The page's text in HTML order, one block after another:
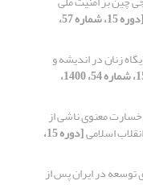
[دوره 15، شماره 57،
زنان در اندیشه و
[دوره 15، شماره 54، 1400،
خسارت معنوی ناشی از
اسلامی [دوره 15،
توسعه در ایران پس از